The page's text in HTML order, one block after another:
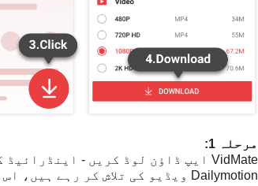
مرحلہ 1:
Dailymotion ویڈیو کی تلاش کر رہے ہیں، اس کے لیے اوپر دیئے گئے سرچ باکس میں مطلوبہ الفاظ درج کریں۔